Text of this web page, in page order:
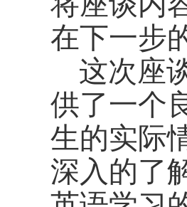
在下一步
这次座
供了一个
生的实际
深入的了